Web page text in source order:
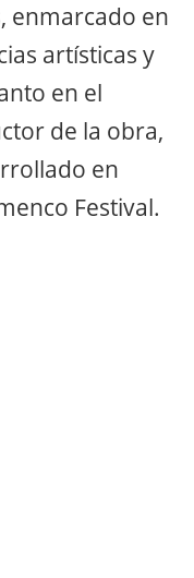
enmarcado en
artísticas y
en el
de la obra,
en
Festival.